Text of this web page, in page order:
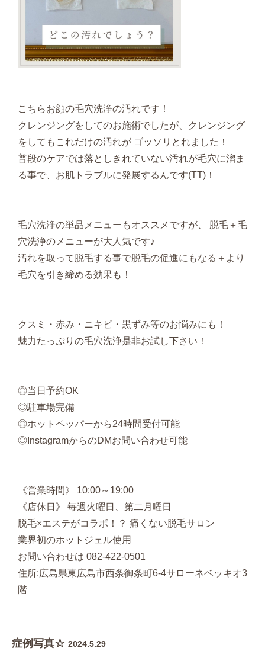
こちらお顔の毛穴洗浄の汚れです！
クレンジングをしてのお施術でしたが、クレンジング
をしてもこれだけの汚れが ゴッソリとれました！
普段のケアでは落としきれていない汚れが毛穴に溜ま
る事で、お肌トラブルに発展するんです(TT)！
毛穴洗浄の単品メニューもオススメですが、 脱毛＋毛
穴洗浄のメニューが大人気です♪
汚れを取って脱毛する事で脱毛の促進にもなる＋より
毛穴を引き締める効果も！
クスミ・赤み・ニキビ・黒ずみ等のお悩みにも！
魅力たっぷりの毛穴洗浄是非お試し下さい！
◎当日予約OK
◎駐車場完備
◎ホットペッパーから24時間受付可能
◎InstagramからのDMお問い合わせ可能
《営業時間》 10:00～19:00
《店休日》 毎週火曜日、第二月曜日
脱毛×エステがコラボ！？ 痛くない脱毛サロン
業界初のホットジェル使用
お問い合わせは 082-422-0501
住所:広島県東広島市西条御条町6-4サローネベッキオ3
階
症例写真☆ 2024.5.29